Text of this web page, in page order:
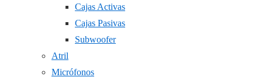
Cajas Activas
Cajas Pasivas
Subwoofer
Atril
Micrófonos